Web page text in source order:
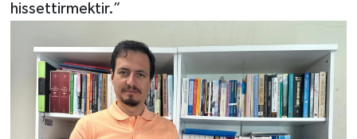
hissettirmektir.”